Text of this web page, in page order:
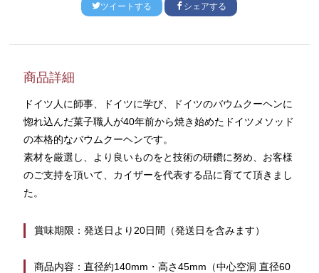
ツイートする シェアする
商品詳細
ドイツ人に師事、ドイツに学び、ドイツのバウムクーヘンに
惚れ込んだ菓子職人が40年前から焼き始めたドイツメソッド
の本格的なバウムクーヘンです。
素材を厳選し、より良いものをと技術の研鑽に努め、お客様
のご支持を頂いて、カイザーを代表する品に育てて頂きまし
た。
賞味期限：発送日より20日間（発送日を含みます）
商品内容：直径約140mm・高さ45mm（中心空洞 直径60